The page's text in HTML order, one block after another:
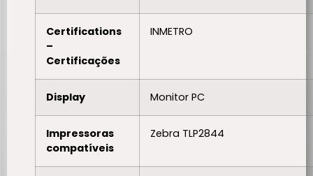
Certifications
–
Certificações
INMETRO
Display Monitor PC
Impressoras
compatíveis
Zebra TLP2844